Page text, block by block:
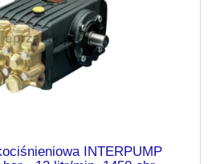
INTERPUMP